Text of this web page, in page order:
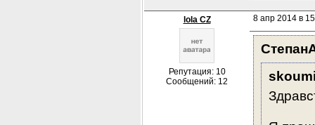
lola CZ
Репутация: 10
Сообщений: 12
8 апр 2014 в